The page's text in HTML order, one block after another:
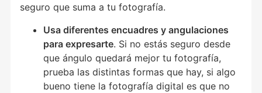
seguro que suma a tu fotografía.
Usa diferentes encuadres y angulaciones
para expresarte. Si no estás seguro desde
que ángulo quedará mejor tu fotografía,
prueba las distintas formas que hay, si algo
bueno tiene la fotografía digital es que no